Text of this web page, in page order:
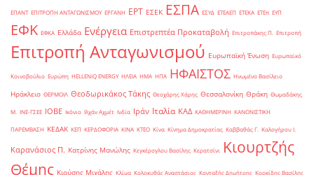
ΕΠΑΝΤ ΕΠΙΤΡΟΠΗ ΑΝΤΑΓΩΝΙΣΜΟΥ ΕΡΓΑΝΗ ΕΡΤ ΕΣΕΚ ΕΣΠΑ ΕΣΥΔ ΕΤΕΑΕΠ ΕΤΕΚΑ ΕΤΕπ ΕΥΠ
ΕΦΚ ΕΦΚΑ Ελλάδα Ενέργεια Επιστρεπτέα Προκαταβολή Επιτροπάκης Π. Επιτροπή
Επιτροπή Ανταγωνισμού Ευρωπαϊκή Ένωση Ευρωπαϊκό
Κοινοβούλιο Ευρώπη ΗELLENiQ ENERGY ΗΛΕΙΑ ΗΜΑ ΗΠΑ ΗΦΑΙΣΤΟΣ Ηνωμένο Βασίλειο
Ηράκλειο ΘΕΡΜΟΙΛ Θεοδωρικάκος Τάκης Θεοχάρης Χάρης Θεσσαλονίκη Θράκη Θωμαδάκης
Μ. ΙΝΕ-ΓΣΕΕ ΙΟΒΕ Ικόνιο Ιλχάν Αχμέτ Ινδία Ιράν Ιταλία ΚΑΔ ΚΑΘΗΜΕΡΙΝΗ ΚΑΝΟΝΙΣΤΙΚΗ
ΠΑΡΕΜΒΑΣΗ ΚΕΔΑΚ ΚΕΠ ΚΕΡΔΟΦΟΡΙΑ ΚΙΝΑ ΚΤΕΟ Κίνα Κίνημα Δημοκρατίας Καββαθάς Γ. Καλογήρου Ι.
Καρανάσιος Π. Κατρίνης Μανώλης Κεγκέρογλου Βασίλης Κερατσίνι
Κιουρτζής
Θέμης Κιούσης Μιχάλης Κλίμα Κολοκυθάς Αναστάσιος Κονταξής Δημήτρης Κορκίδης Βασίλης